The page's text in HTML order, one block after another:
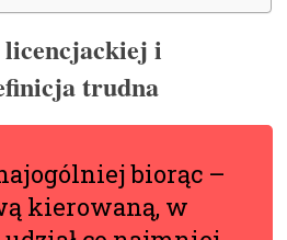
i
trudna
biorąc –
kierowaną, w